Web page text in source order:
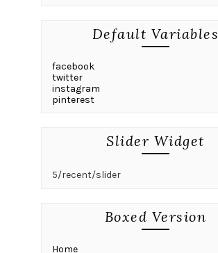
Default Variables
facebook
twitter
instagram
pinterest
Slider Widget
5/recent/slider
Boxed Version
Home